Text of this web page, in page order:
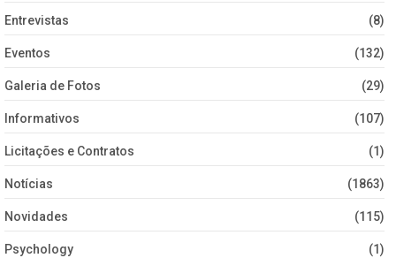
Entrevistas (8)
Eventos (132)
Galeria de Fotos (29)
Informativos (107)
Licitações e Contratos (1)
Notícias (1863)
Novidades (115)
Psychology (1)